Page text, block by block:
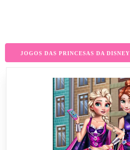
JOGOS DAS PRINCESAS DA DISNEY